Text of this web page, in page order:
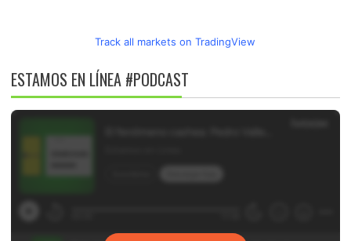
Track all markets on TradingView
ESTAMOS EN LÍNEA #PODCAST